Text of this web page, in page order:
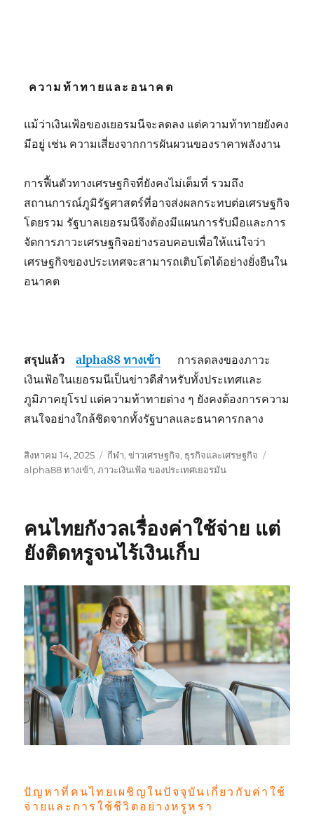
ความท้าทายและอนาคต
แม้ว่าเงินเฟ้อของเยอรมนีจะลดลง แต่ความท้าทายยังคง
มีอยู่ เช่น ความเสี่ยงจากการผันผวนของราคาพลังงาน
การฟื้นตัวทางเศรษฐกิจที่ยังคงไม่เต็มที่ รวมถึง
สถานการณ์ภูมิรัฐศาสตร์ที่อาจส่งผลกระทบต่อเศรษฐกิจ
โดยรวม รัฐบาลเยอรมนีจึงต้องมีแผนการรับมือและการ
จัดการภาวะเศรษฐกิจอย่างรอบคอบเพื่อให้แน่ใจว่า
เศรษฐกิจของประเทศจะสามารถเติบโตได้อย่างยั่งยืนใน
อนาคต
สรุปแล้ว alpha88 ทางเข้า การลดลงของภาวะ
เงินเฟ้อในเยอรมนีเป็นข่าวดีสำหรับทั้งประเทศและ
ภูมิภาคยุโรป แต่ความท้าทายต่าง ๆ ยังคงต้องการความ
สนใจอย่างใกล้ชิดจากทั้งรัฐบาลและธนาคารกลาง
เขียน
เมื่อ
สิงหาคม 14, 2025
หมวด
หมู่
กีฬา,ข่าวเศรษฐกิจ, ธุรกิจและเศรษฐกิจ
alpha88 ทางเข้า,ภาวะเงินเฟ้อ ของประเทศเยอรมัน
คนไทยกังวลเรื่องค่าใช้จ่าย แต่
ยังติดหรูจนไร้เงินเก็บ
ปัญหาที่คนไทยเผชิญในปัจจุบันเกี่ยวกับค่าใช้
จ่ายและการใช้ชีวิตอย่างหรูหรา